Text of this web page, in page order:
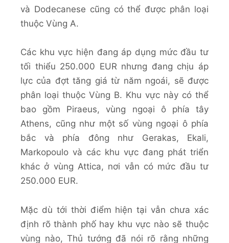
và Dodecanese cũng có thể được phân loại
thuộc Vùng A.
Các khu vực hiện đang áp dụng mức đầu tư
tối thiểu 250.000 EUR nhưng đang chịu áp
lực của đợt tăng giá từ năm ngoái, sẽ được
phân loại thuộc Vùng B. Khu vực này có thể
bao gồm Piraeus, vùng ngoại ô phía tây
Athens, cũng như một số vùng ngoại ô phía
bắc và phía đông như Gerakas, Ekali,
Markopoulo và các khu vực đang phát triển
khác ở vùng Attica, nơi vẫn có mức đầu tư
250.000 EUR.
Mặc dù tới thời điểm hiện tại vẫn chưa xác
định rõ thành phố hay khu vực nào sẽ thuộc
vùng nào, Thủ tướng đã nói rõ rằng những